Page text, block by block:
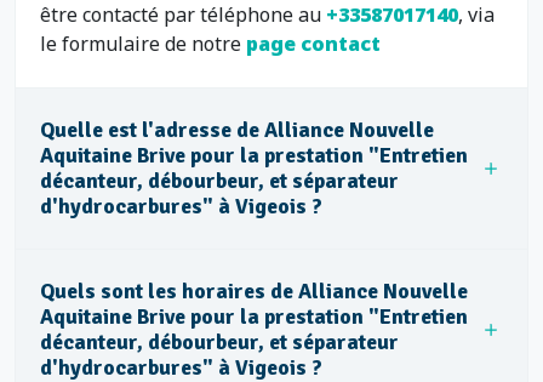
être contacté par téléphone au +33587017140, via
le formulaire de notre page contact
Quelle est l'adresse de Alliance Nouvelle
Aquitaine Brive pour la prestation "Entretien
décanteur, débourbeur, et séparateur
d'hydrocarbures" à Vigeois ?
Quels sont les horaires de Alliance Nouvelle
Aquitaine Brive pour la prestation "Entretien
décanteur, débourbeur, et séparateur
d'hydrocarbures" à Vigeois ?